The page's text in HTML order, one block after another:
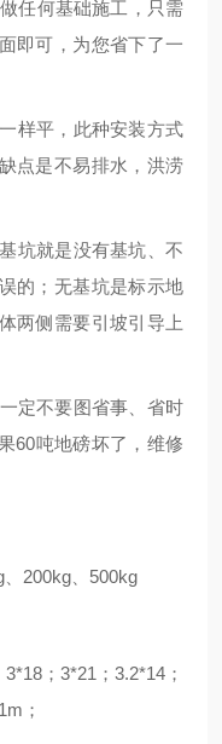
任何基础施工，只需
即可，为您省下了一
样平，此种安装方式
点是不易排水，洪涝
坑就是没有基坑、不
的；无基坑是标示地
两侧需要引坡引导上
定不要图省事、省时
60吨地磅坏了，维修
200kg、500kg
；3*21；3.2*14；
；